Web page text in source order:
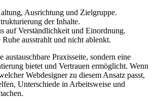
Ausrichtung und Zielgruppe.
der Inhalte.
auf Verständlichkeit und Einordnung.
ausstrahlt und nicht ablenkt.
austauschbare Praxisseite, sondern eine
bietet und Vertrauen ermöglicht. Wenn
Webdesigner zu diesem Ansatz passt,
Unterschiede in Arbeitsweise und